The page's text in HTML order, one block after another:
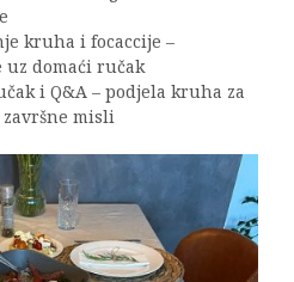
kruha i focaccije –
uz domaći ručak
i Q&A – podjela kruha za
misli